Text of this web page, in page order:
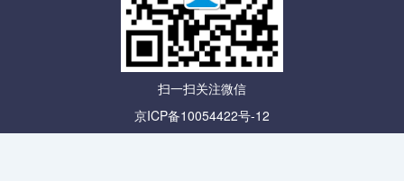
扫一扫关注微信
京ICP备10054422号-12